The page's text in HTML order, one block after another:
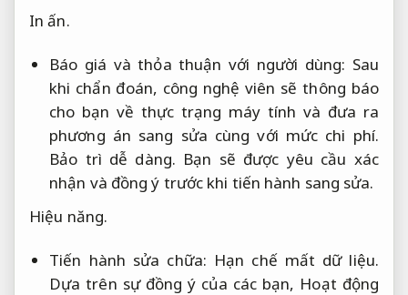
In ấn.
Báo giá và thỏa thuận với người dùng: Sau
khi chẩn đoán, công nghệ viên sẽ thông báo
cho bạn về thực trạng máy tính và đưa ra
phương án sang sửa cùng với mức chi phí.
Bảo trì dễ dàng. Bạn sẽ được yêu cầu xác
nhận và đồng ý trước khi tiến hành sang sửa.
Hiệu năng.
Tiến hành sửa chữa: Hạn chế mất dữ liệu.
Dựa trên sự đồng ý của các bạn, Hoạt động